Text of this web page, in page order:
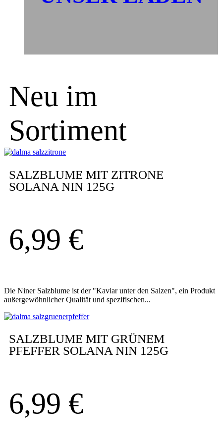
Neu im
Sortiment
SALZBLUME MIT ZITRONE
SOLANA NIN 125G
6,99 €
Die Niner Salzblume ist der "Kaviar unter den Salzen", ein Produkt
außergewöhnlicher Qualität und spezifischen...
SALZBLUME MIT GRÜNEM
PFEFFER SOLANA NIN 125G
6,99 €